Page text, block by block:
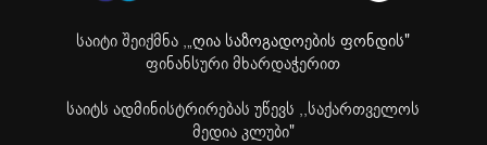
საიტი შეიქმნა ,„ღია საზოგადოების ფონდის"
ფინანსური მხარდაჭერით
საიტს ადმინისტრირებას უწევს ,,საქართველოს
მედია კლუბი"